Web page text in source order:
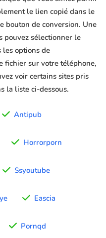
le lien copié dans le
bouton de conversion. Une
pouvez sélectionner le
options de
fichier sur votre téléphone,
voir certains sites pris
la liste ci-dessous.
Antipub
Horrorporn
Ssyoutube
Eascia
Pornqd